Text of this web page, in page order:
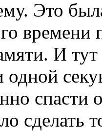
Это
времени
И
одной
спасти
сделать